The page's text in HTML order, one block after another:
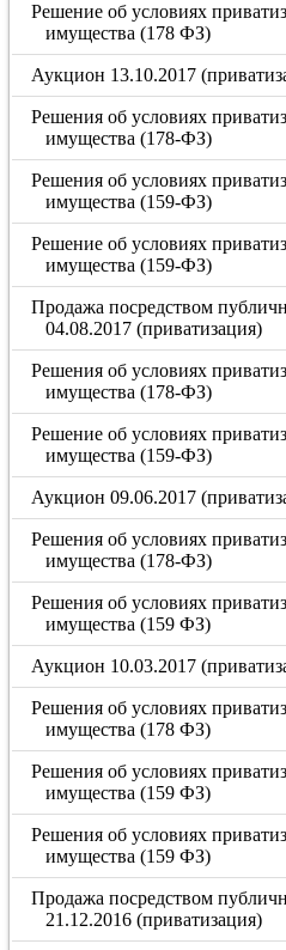
Решение об условиях
имущества (178 ФЗ)
Аукцион 13.10.2017
Решения об условиях
имущества (178-ФЗ)
Решения об условиях
имущества (159-ФЗ)
Решение об условиях
имущества (159-ФЗ)
Продажа посредством
04.08.2017 (приватизация)
Решения об условиях
имущества (178-ФЗ)
Решение об условиях
имущества (159-ФЗ)
Аукцион 09.06.2017
Решения об условиях
имущества (178-ФЗ)
Решения об условиях
имущества (159 ФЗ)
Аукцион 10.03.2017
Решения об условиях
имущества (178 ФЗ)
Решения об условиях
имущества (159 ФЗ)
Решения об условиях
имущества (159 ФЗ)
Продажа посредством
21.12.2016 (приватизация)